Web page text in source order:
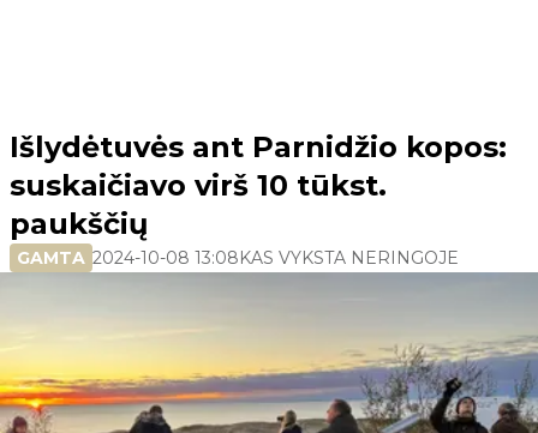
Išlydėtuvės ant Parnidžio kopos:
suskaičiavo virš 10 tūkst.
paukščių
GAMTA 2024-10-08 13:08KAS VYKSTA NERINGOJE